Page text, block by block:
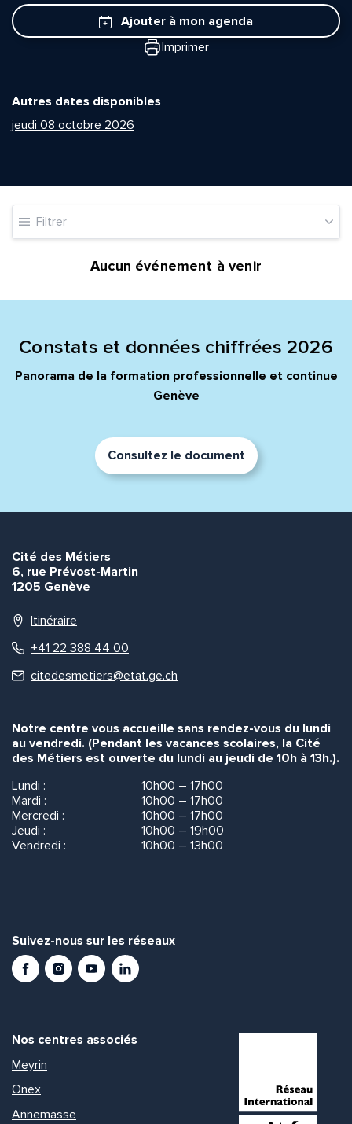
Ajouter à mon agenda
Imprimer
Autres dates disponibles
jeudi 08 octobre 2026
Filtrer
Aucun événement à venir
Constats et données chiffrées 2026
Panorama de la formation professionnelle et continue
Genève
Consultez le document
Cité des Métiers
6, rue Prévost-Martin
1205 Genève
Itinéraire
+41 22 388 44 00
citedesmetiers@etat.ge.ch
Notre centre vous accueille sans rendez-vous du lundi
au vendredi. (Pendant les vacances scolaires, la Cité
des Métiers est ouverte du lundi au jeudi de 10h à 13h.).
Lundi :
10h00 – 17h00
Mardi :
10h00 – 17h00
Mercredi :
10h00 – 17h00
Jeudi :
10h00 – 19h00
Vendredi :
10h00 – 13h00
Suivez-nous sur les réseaux
FacebookInstagramYoutubeLinkedIn
Nos centres associés
Meyrin
Onex
Annemasse
Prénom et nom*
Envoyer
Envoyer